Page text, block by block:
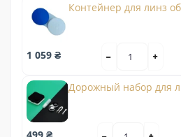
Контейнер для линз
1 059 ₴
Дорожный набор для
499 ₴